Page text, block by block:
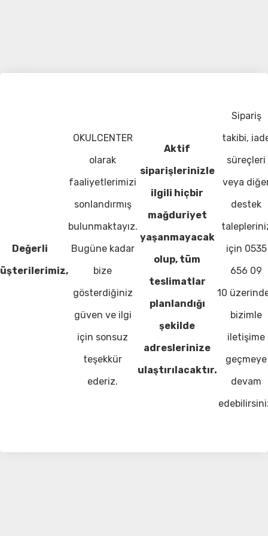
Değerli
OKULCENTER
olarak
faaliyetlerimizi
sonlandırmış
bulunmaktayız.
Bugüne kadar
bize
gösterdiğiniz
güven ve ilgi
için sonsuz
teşekkür
ederiz.
Aktif
siparişlerinizle
ilgili hiçbir
mağduriyet
yaşanmayacak
olup, tüm
teslimatlar
planlandığı
şekilde
adreslerinize
ulaştırılacaktır.
Sipariş
takibi,
süreçleri
veya
destek
için 0535
656 09
10
bizimle
iletişime
geçmeye
devam